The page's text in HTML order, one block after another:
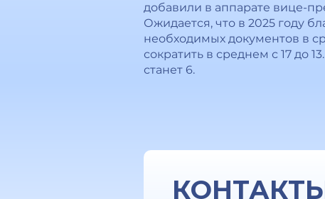
добавили в аппарате вице-
Ожидается, что в 2025 году
необходимых документов в
сократить в среднем с 17 до
станет 6.